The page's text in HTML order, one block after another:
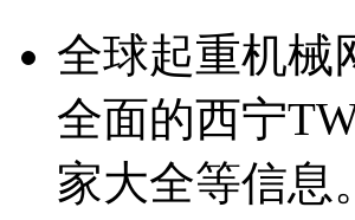
全球起重机械
全面的西宁
家大全等信息